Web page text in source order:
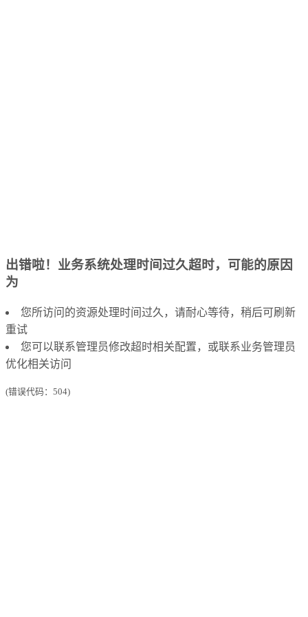
出错啦！业务系统处理时间过久超时，可能的原因
为
您所访问的资源处理时间过久，请耐心等待，稍后可刷新
重试
您可以联系管理员修改超时相关配置，或联系业务管理员
优化相关访问
(错误代码：504)